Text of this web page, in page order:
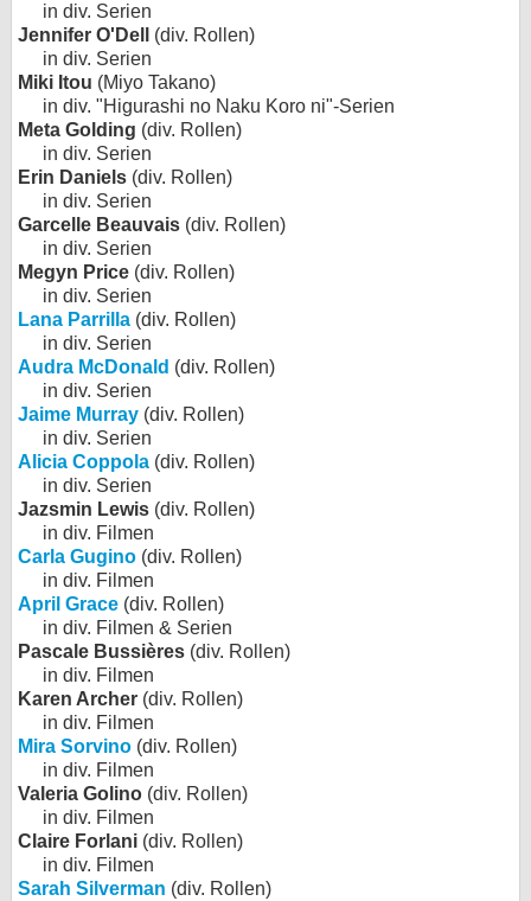
in div. Serien
Jennifer O'Dell
(div. Rollen)
in div. Serien
Miki Itou (Miyo Takano)
in div. "Higurashi no Naku Koro ni"-Serien
Meta Golding (div. Rollen)
in div. Serien
Erin Daniels (div. Rollen)
in div. Serien
Garcelle Beauvais (div. Rollen)
in div. Serien
Megyn Price (div. Rollen)
in div. Serien
Lana Parrilla (div. Rollen)
in div. Serien
Audra McDonald (div. Rollen)
in div. Serien
Jaime Murray (div. Rollen)
in div. Serien
Alicia Coppola (div. Rollen)
in div. Serien
Jazsmin Lewis (div. Rollen)
in div. Filmen
Carla Gugino (div. Rollen)
in div. Filmen
April Grace (div. Rollen)
in div. Filmen & Serien
Pascale Bussières (div. Rollen)
in div. Filmen
Karen Archer (div. Rollen)
in div. Filmen
Mira Sorvino (div. Rollen)
in div. Filmen
Valeria Golino (div. Rollen)
in div. Filmen
Claire Forlani (div. Rollen)
in div. Filmen
Sarah Silverman (div. Rollen)